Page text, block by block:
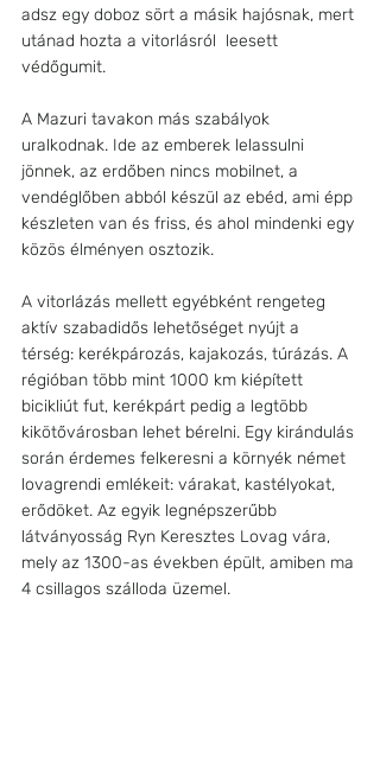
adsz egy doboz sört a másik hajósnak, mert
utánad hozta a vitorlásról  leesett
védőgumit.
A Mazuri tavakon más szabályok
uralkodnak. Ide az emberek lelassulni
jönnek, az erdőben nincs mobilnet, a
vendéglőben abból készül az ebéd, ami épp
készleten van és friss, és ahol mindenki egy
közös élményen osztozik.
A vitorlázás mellett egyébként rengeteg
aktív szabadidős lehetőséget nyújt a
térség: kerékpározás, kajakozás, túrázás. A
régióban több mint 1000 km kiépített
bicikliút fut, kerékpárt pedig a legtöbb
kikötővárosban lehet bérelni. Egy kirándulás
során érdemes felkeresni a környék német
lovagrendi emlékeit: várakat, kastélyokat,
erődöket. Az egyik legnépszerűbb
látványosság Ryn Keresztes Lovag vára,
mely az 1300-as években épült, amiben ma
4 csillagos szálloda üzemel.